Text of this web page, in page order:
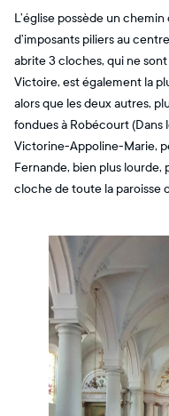
L’église possède un
d’imposants piliers au
abrite 3 cloches, qui ne
Victoire, est également la
alors que les deux autres,
fondues à Robécourt (Dans
Victorine-Appoline-Marie,
Fernande, bien plus lourde,
cloche de toute la paroisse